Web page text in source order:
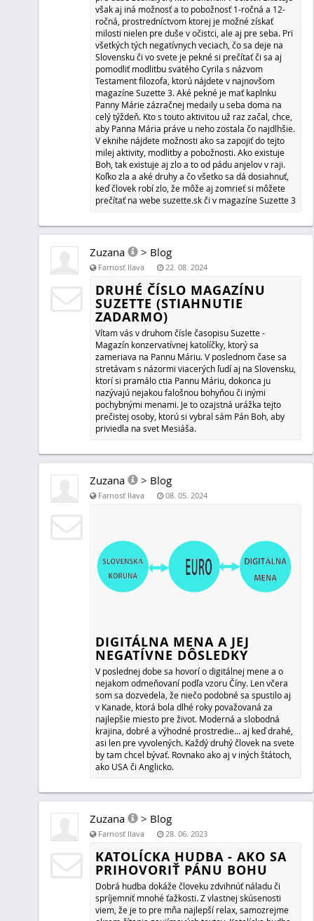
Zuzana >Blog
Farnosť Ilava 28. 06. 2023
KATOLÍCKA HUDBA - AKO SA
PRIHOVORIŤ PÁNU BOHU
Dobrá hudba dokáže človeku zdvihnúť náladu či
ťažkosti. Z vlastnej skúsenosti viem, že je to pre mňa
samozrejme okrem čítania zaujímavých textov.
tou najlepšou možnosťou, lebo okrem počúvania
možné prostredníctvom dobrých textov hovoriť priamo
človek nemá na mysli práve tie najvhodnejšie slová.
hudbou sú hlavne muzikály, z ktorých niekoľko nájdete
stránke. Okrem toho sú tu aj modlitby, žalmy, litánie a
Farnosť Ilava 16. 06. 2023
MOBING A BOSSING - POZNÁTE
Do súčasného zamestnania som nastúpila v roku 2014.
školy a získala certifikát. Neustále musím počúvať reči
nemala žiť, že moja mamička oklamala môjho otca a
sa nemala narodiť a že neexistujem a že treba so mnou
zaobchádzať, ako s človekom, ktorý neexistuje. Taktiež
deň počúvať reči, ktoré sa nezakladajú na pravde a
pravdu. Sú to samé klamstvá, osočovanie a doslova do
hriechy volajúce o pomstu. Keď si človek prečíta slovo
na to v súčasnosti existuje samozvaný zákon, ktorý je
potrebné použiť. Zavďačte sa v živote niekomu, ak
druhých...
Farnosť Ilava 16. 05. 2023
MANŽELSTVO PO KATOLÍCKY
Najskôr manžel, potom dieťa. Manžel by mal byť človek
sa o domácnosť a deti. Obaja manželia by mali milovať
a učiť svoje deti k láske k Pánu Bohu a k blížnemu.
je požehnané katolíckym kňazom v katolíckom kostole
viere.
Farnosť Ilava 10. 04. 2023
NEPOUŽÍVAJME NÁSILIE NA
LGBTI
Posledné roky sa stretávam so slovným násilím. Dlho
čo to všetko znamená. Je to ako obraz či rozbité
potrebné zložiť, dať do pôvodného stavu. Zbierate
kde patria. Tak to bolo aj s rôznymi skúsenosťami, ktoré
postupne zložila do obrazu, ktorý mi konečne dáva
Zuzana >Blog
AKO ĽUDIA NEPRIJALI, ŽE MA
Vzhľadom na vonkajšie okolnosti som nútená napísať
Vopred hovorím, že nemám rada a nepáči sa mi
sa, keď ma osočujú a uviesť veci na pravú mieru
nevyhnutné. Ak na mňa človek zaútočí a pritom nič o
hľadať si milencov a žiť ako pohan, musím zareagovať.